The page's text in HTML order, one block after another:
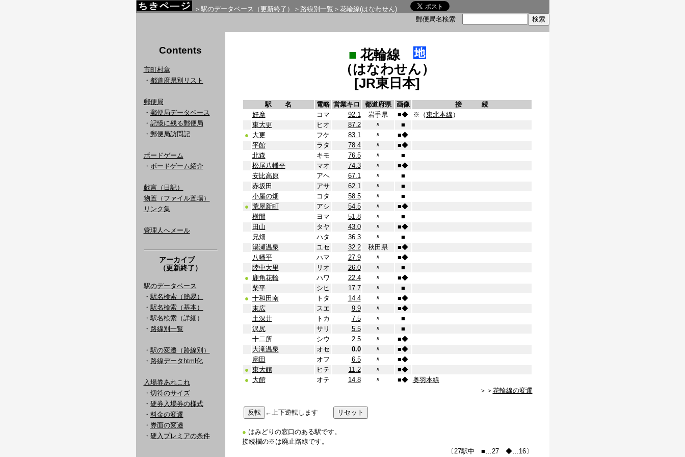
＞ 駅のデータベース（更新終了） ＞ 路線別一覧 ＞花輪線(はなわせん)
郵便局名検索
Contents
市町村章
・ 都道府県別リスト
郵便局
・ 郵便局データベース
・ 記憶に残る郵便局
・ 郵便局訪問記
ボードゲーム
・ ボードゲーム紹介
戯言（日記）
物置（ファイル置場）
リンク集
管理人へメール
アーカイブ
（更新終了）
駅のデータベース
・ 駅名検索（簡易）
・ 駅名検索（基本）
・駅名検索（詳細）
・ 路線別一覧
・ 駅の変遷（路線別）
・ 路線データhtml化
入場券あれこれ
・ 切符のサイズ
・ 硬券入場券の様式
・ 料金の変遷
・ 券面の変遷
・ 硬入プレミアの条件
■ 花輪線
（はなわせん）
[JR東日本]
駅 名 電略 営業キロ 都道府県 画像
接 続
好摩
コマ 92.1 岩手県 ■◆ ※（東北本線 ）
東大更
ヒオ 87.2 〃
■
● 大更 フケ 83.1 〃 ■◆
平館
ラタ 78.4 〃 ■◆
北森
キモ 76.5 〃
■
松尾八幡平
マオ 74.3 〃 ■◆
安比高原
アヘ 67.1 〃
■
赤坂田
アサ 62.1 〃
■
小屋の畑
コタ 58.5 〃
■
● 荒屋新町 アシ 54.5 〃 ■◆
横間
ヨマ 51.8 〃
■
田山
タヤ 43.0 〃 ■◆
兄畑
ハタ 36.3 〃
■
湯瀬温泉
ユセ 32.2 秋田県 ■◆
八幡平
ハマ 27.9 〃 ■◆
陸中大里
リオ 26.0 〃
■
● 鹿角花輪 ハワ 22.4 〃 ■◆
柴平
シヒ 17.7 〃
■
● 十和田南 トタ 14.4 〃 ■◆
末広
スエ 9.9 〃 ■◆
土深井
トカ 7.5 〃
■
沢尻
サリ 5.5 〃
■
十二所
シウ 2.5 〃 ■◆
大滝温泉
オセ 0.0 〃 ■◆
扇田
オフ 6.5 〃 ■◆
● 東大館 ヒテ 11.2 〃 ■◆
● 大館 オテ 14.8 〃 ■◆ 奥羽本線
＞＞ 花輪線の変遷
←上下逆転します
● はみどりの窓口のある駅です。
接続欄の※は廃止路線です。
〔27駅中 ■…27 ◆…16〕